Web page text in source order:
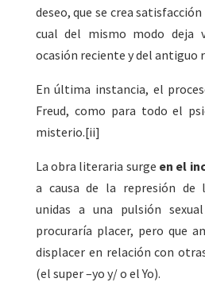
deseo, que se crea
cual del mismo modo deja
ocasión reciente y del antiguo
En última instancia, el
Freud, como para todo el
misterio.[ii]
La obra literaria surge en el
a causa de la represión de
unidas a una pulsión
procuraría placer, pero que
displacer en relación con
(el super –yo y/ o el Yo).